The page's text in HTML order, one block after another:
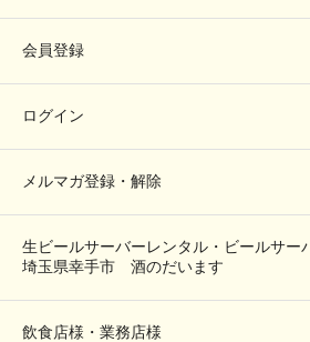
会員登録
ログイン
メルマガ登録・解除
生ビールサーバーレンタル・ビールサ
埼玉県幸手市 酒のだいます
飲食店様・業務店様